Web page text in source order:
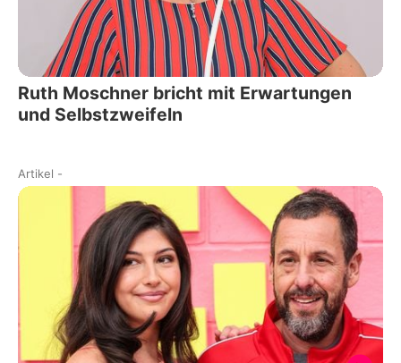
Ruth Moschner bricht mit Erwartungen
und Selbstzweifeln
Artikel -